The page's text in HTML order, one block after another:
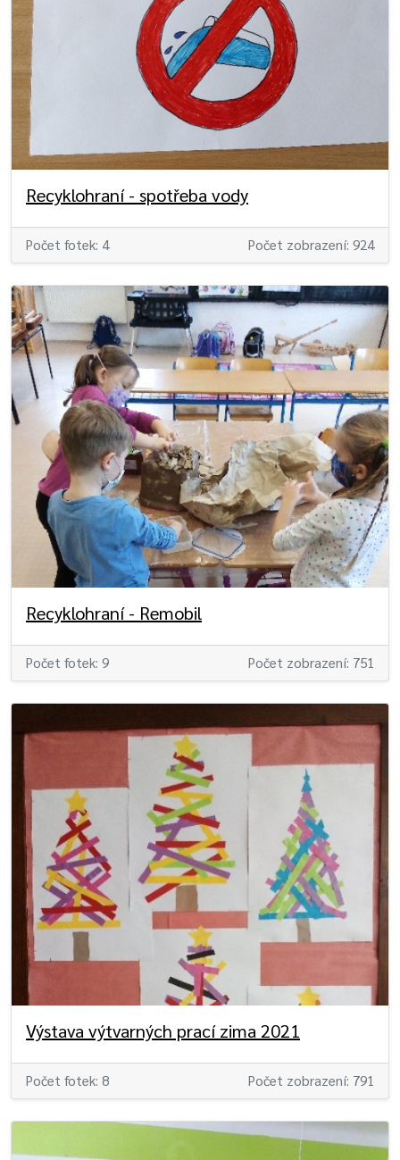
Recyklohraní - spotřeba vody
Počet fotek: 4 Počet zobrazení: 924
Recyklohraní - Remobil
Počet fotek: 9 Počet zobrazení: 751
Výstava výtvarných prací zima 2021
Počet fotek: 8 Počet zobrazení: 791